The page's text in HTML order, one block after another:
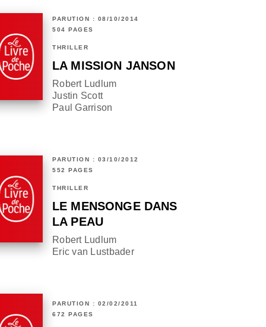
PARUTION : 08/10/2014
504 PAGES
THRILLER
LA MISSION JANSON
Robert Ludlum
Justin Scott
Paul Garrison
PARUTION : 03/10/2012
552 PAGES
THRILLER
LE MENSONGE DANS
LA PEAU
Robert Ludlum
Eric van Lustbader
PARUTION : 02/02/2011
672 PAGES